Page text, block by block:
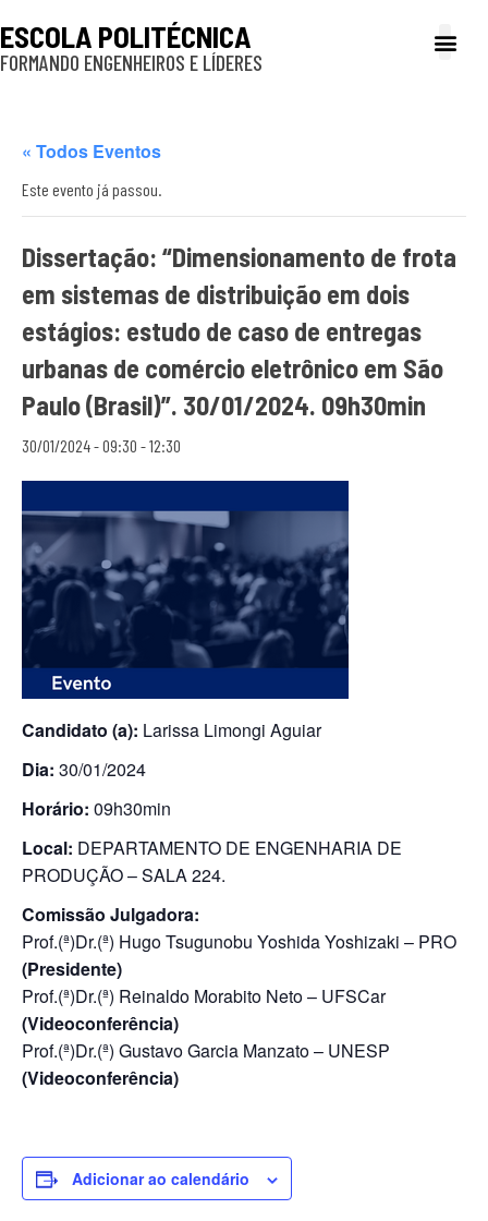
ESCOLA POLITÉCNICA
FORMANDO ENGENHEIROS E LÍDERES
« Todos Eventos
Este evento já passou.
Dissertação: “Dimensionamento de frota
em sistemas de distribuição em dois
estágios: estudo de caso de entregas
urbanas de comércio eletrônico em São
Paulo (Brasil)”. 30/01/2024. 09h30min
30/01/2024 - 09:30 -12:30
Candidato (a): Larissa Limongi Aguiar
Dia: 30/01/2024
Horário: 09h30min
Local: DEPARTAMENTO DE ENGENHARIA DE
PRODUÇÃO – SALA 224.
Comissão Julgadora:
Prof.(ª)Dr.(ª) Hugo Tsugunobu Yoshida Yoshizaki – PRO
(Presidente)
Prof.(ª)Dr.(ª) Reinaldo Morabito Neto – UFSCar
(Videoconferência)
Prof.(ª)Dr.(ª) Gustavo Garcia Manzato – UNESP
(Videoconferência)
Adicionar ao calendário